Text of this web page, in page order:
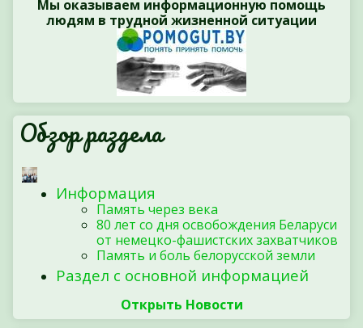
Мы оказываем информационную помощь
людям в трудной жизненной ситуации
Обзор раздела
Информация
Память через века
80 лет со дня освобождения Беларуси
от немецко-фашистских захватчиков
Память и боль белорусской земли
Раздел с основной информацией
Открыть Новости